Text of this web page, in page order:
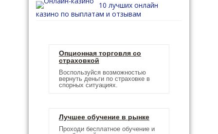
10 лучших онлайн
казино по выплатам и отзывам
Опционная торговля со
страховкой
Воспользуйся возможностью
вернуть деньги по страховке в
спорных ситуациях.
Лучшее обучение в рынке
Проходи бесплатное обучение и